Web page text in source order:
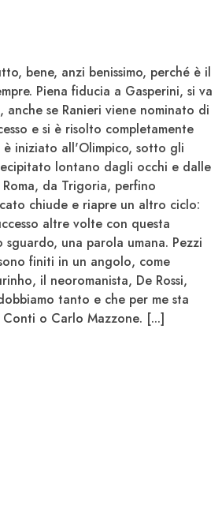
bene, anzi benissimo, perché è il
Piena fiducia a Gasperini, si va
anche se Ranieri viene nominato di
e si è risolto completamente
iniziato all'Olimpico, sotto gli
lontano dagli occhi e dalle
da Trigoria, perfino
chiude e riapre un altro ciclo:
altre volte con questa
una parola umana. Pezzi
finiti in un angolo, come
, il neoromanista, De Rossi,
tanto e che per me sta
Conti o Carlo Mazzone. [...]